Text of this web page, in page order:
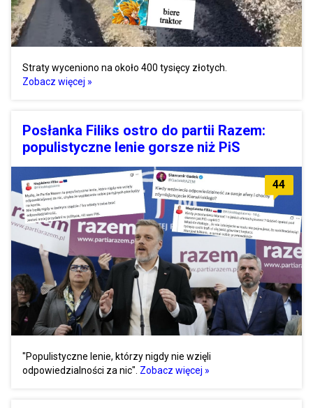
Straty wyceniono na około 400 tysięcy złotych.
Zobacz więcej »
Posłanka Filiks ostro do partii Razem:
populistyczne lenie gorsze niż PiS
44
"Populistyczne lenie, którzy nigdy nie wzięli
odpowiedzialności za nic". Zobacz więcej »